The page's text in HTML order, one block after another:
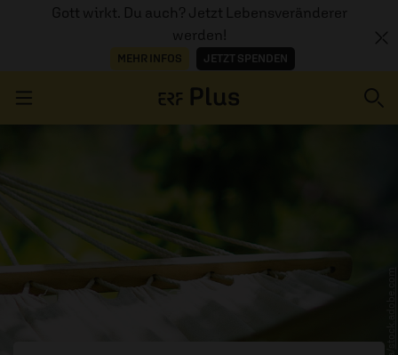
Gott wirkt. Du auch? Jetzt Lebensveränderer
werden!
MEHR INFOS JETZT SPENDEN
PROGRAMM